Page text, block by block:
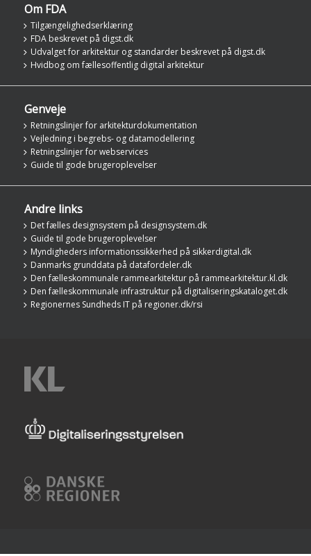
Om FDA
Tilgængelighedserklæring
FDA beskrevet på digst.dk
Udvalget for arkitektur og standarder beskrevet på digst.dk
Hvidbog om fællesoffentlig digital arkitektur
Genveje
Retningslinjer for arkitekturdokumentation
Vejledning i begrebs- og datamodellering
Retningslinjer for webservices
Guide til gode brugeroplevelser
Andre links
Det fælles designsystem på designsystem.dk
Guide til gode brugeroplevelser
Myndigheders informationssikkerhed på sikkerdigital.dk
Danmarks grunddata på datafordeler.dk
Den fælleskommunale rammearkitektur på rammearkitektur.kl.dk
Den fælleskommunale infrastruktur på digitaliseringskataloget.dk
Regionernes Sundheds IT på regioner.dk/rsi